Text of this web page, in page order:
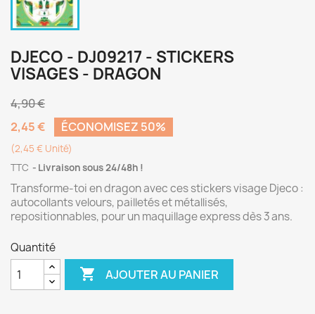
DJECO - DJ09217 - STICKERS
VISAGES - DRAGON
4,90 €
2,45 €
ÉCONOMISEZ 50%
(2,45 € Unité)
TTC
Livraison sous 24/48h !
Transforme-toi en dragon avec ces stickers visage Djeco :
autocollants velours, pailletés et métallisés,
repositionnables, pour un maquillage express dès 3 ans.
Quantité
 AJOUTER AU PANIER